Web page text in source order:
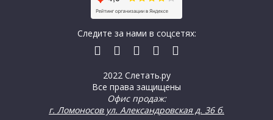
2022 Слетать.ру
Все права защищены
Офис продаж:
г. Ломоносов ул. Александровская д. 36 б.
Следите за нами в соцсетях: